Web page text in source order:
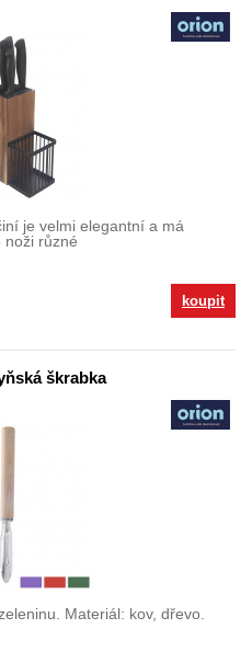
je velmi elegantní a má
noži různé
koupit
škrabka
Materiál: kov, dřevo.